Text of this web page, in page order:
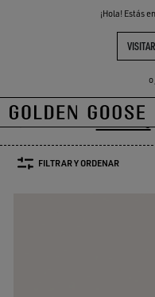
¡Hola! Estás
o
Venezia bag
VENEZIA BAG
de hombro
de hombro
Venezia bag
Venezia
FILTRAR Y ORDENAR